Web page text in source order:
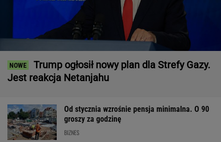
Trump ogłosił nowy plan dla Strefy Gazy.
Jest reakcja Netanjahu
Od stycznia wzrośnie pensja minimalna. O 90
groszy za godzinę
BIZNES